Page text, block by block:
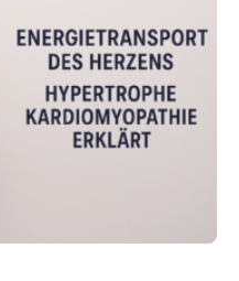
werden können, um
am besten
identifiziert, das künftig
passenden Therapie
weltweit zu den